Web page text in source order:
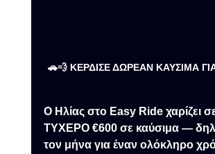
🚗💨 ΚΕΡΔΙΣΕ ΔΩΡΕΑΝ ΚΑΥΣΙΜΑ
Ο Ηλίας στο Easy Ride χαρίζει
ΤΥΧΕΡΟ €600 σε καύσιμα —
τον μήνα για έναν ολόκληρο